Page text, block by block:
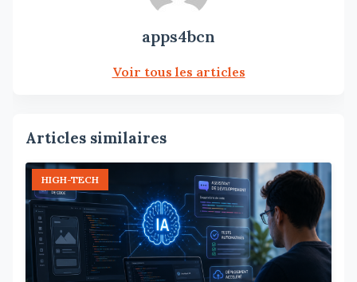
apps4bcn
Voir tous les articles
Articles similaires
HIGH-TECH